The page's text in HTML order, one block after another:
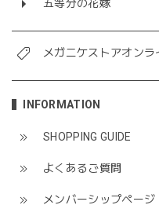
五等分の花嫁
メガニケストアオンラ
INFORMATION
SHOPPING GUIDE
よくあるご質問
メンバーシップページ